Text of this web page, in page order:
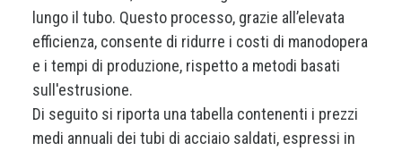
lungo il tubo. Questo processo, grazie all’elevata
efficienza, consente di ridurre i costi di manodopera
e i tempi di produzione, rispetto a metodi basati
sull'estrusione.
Di seguito si riporta una tabella contenenti i prezzi
medi annuali dei tubi di acciaio saldati, espressi in